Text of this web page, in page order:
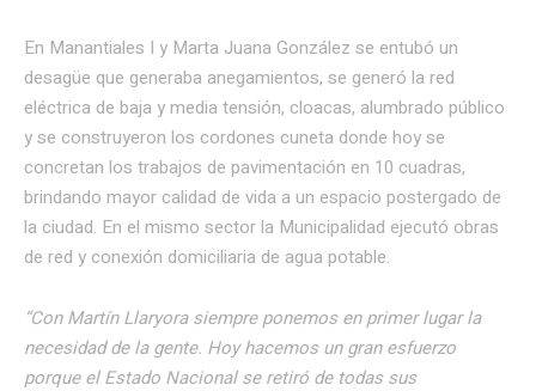
En Manantiales I y Marta Juana González se entubó un
desagüe que generaba anegamientos, se generó la red
eléctrica de baja y media tensión, cloacas, alumbrado público
y se construyeron los cordones cuneta donde hoy se
concretan los trabajos de pavimentación en 10 cuadras,
brindando mayor calidad de vida a un espacio postergado de
la ciudad. En el mismo sector la Municipalidad ejecutó obras
de red y conexión domiciliaria de agua potable.
“Con Martín Llaryora siempre ponemos en primer lugar la
necesidad de la gente. Hoy hacemos un gran esfuerzo
porque el Estado Nacional se retiró de todas sus